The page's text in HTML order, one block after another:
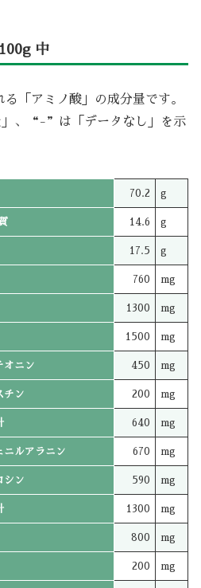
中
る「アミノ酸」の成分量です。
、“-”は「データなし」を示
70.2 g
14.6 g
17.5 g
760 mg
1300 mg
1500 mg
オニン 450 mg
チン 200 mg
640 mg
ニルアラニン 670 mg
シン 590 mg
1300 mg
800 mg
200 mg